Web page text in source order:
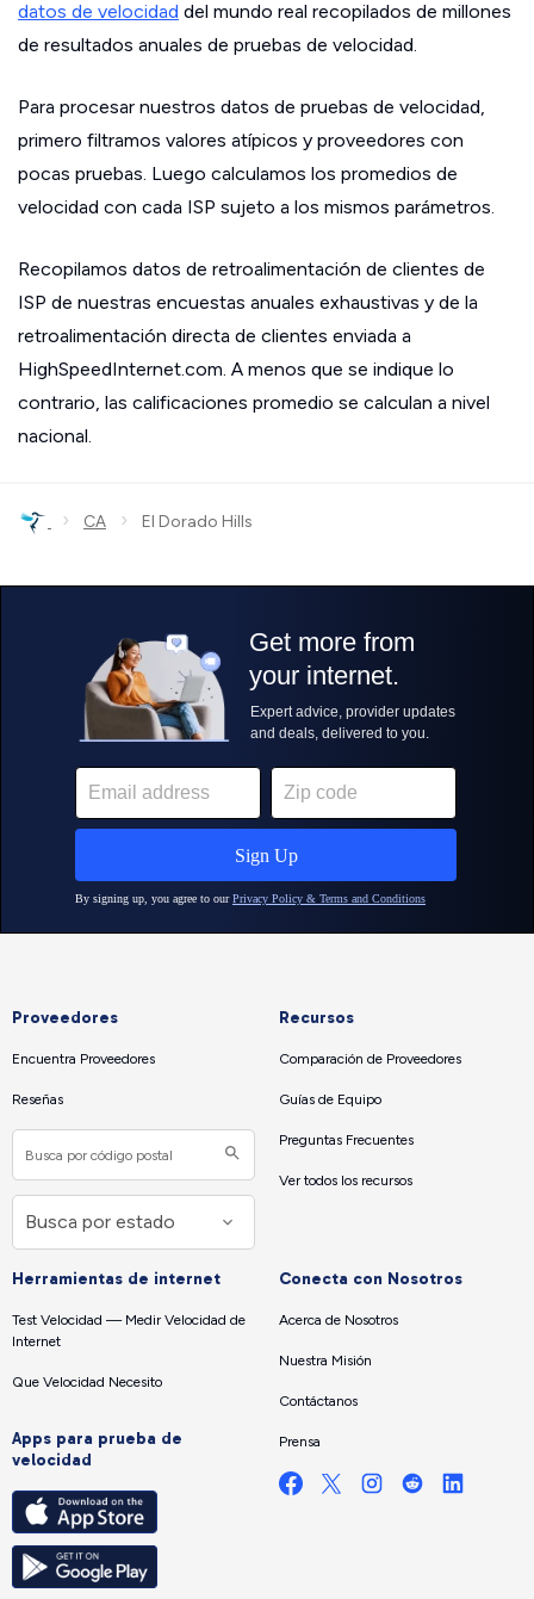
datos de velocidad del mundo real recopilados de millones
de resultados anuales de pruebas de velocidad.
Para procesar nuestros datos de pruebas de velocidad,
primero filtramos valores atípicos y proveedores con
pocas pruebas. Luego calculamos los promedios de
velocidad con cada ISP sujeto a los mismos parámetros.
Recopilamos datos de retroalimentación de clientes de
ISP de nuestras encuestas anuales exhaustivas y de la
retroalimentación directa de clientes enviada a
HighSpeedInternet.com. A menos que se indique lo
contrario, las calificaciones promedio se calculan a nivel
nacional.
› CA › El Dorado Hills
Proveedores
Encuentra Proveedores
Reseñas
Recursos
Comparación de Proveedores
Guías de Equipo
Preguntas Frecuentes
Ver todos los recursos
Herramientas de internet
Test Velocidad — Medir Velocidad de
Internet
Que Velocidad Necesito
Apps para prueba de
velocidad
Conecta con Nosotros
Acerca de Nosotros
Nuestra Misión
Contáctanos
Prensa